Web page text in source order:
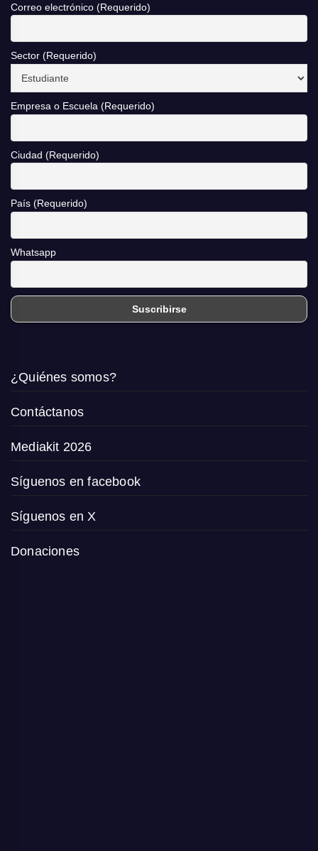
Correo electrónico (Requerido)
Sector (Requerido)
Empresa o Escuela (Requerido)
Ciudad (Requerido)
País (Requerido)
Whatsapp
¿Quiénes somos?
Contáctanos
Mediakit 2026
Síguenos en facebook
Síguenos en X
Donaciones